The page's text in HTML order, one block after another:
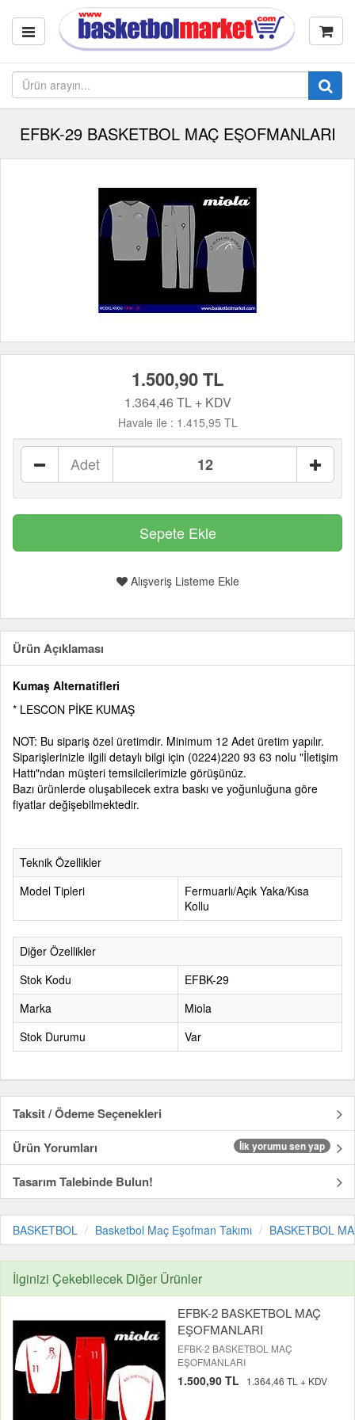
EFBK-29 BASKETBOL MAÇ EŞOFMANLARI
1.500,90 TL
1.364,46 TL + KDV
Havale ile : 1.415,95 TL
Adet
Alışveriş Listeme Ekle
Ürün Açıklaması
Kumaş Alternatifleri
* LESCON PİKE KUMAŞ
NOT: Bu sipariş özel üretimdir. Minimum 12 Adet üretim yapılır.
Siparişlerinizle ilgili detaylı bilgi için (0224)220 93 63 nolu "İletişim
Hattı"ndan müşteri temsilcilerimizle görüşünüz.
Bazı ürünlerde oluşabilecek extra baskı ve yoğunluğuna göre
fiyatlar değişebilmektedir.
Teknik Özellikler
Model Tipleri
Fermuarlı/Açık Yaka/Kısa
Kollu
Diğer Özellikler
Stok Kodu
EFBK-29
Marka
Miola
Stok Durumu
Var
Taksit / Ödeme Seçenekleri
Ürün Yorumları
İlk yorumu sen yap
Tasarım Talebinde Bulun!
BASKETBOL Basketbol Maç Eşofman Takımı BASKETBOL
İlginizi Çekebilecek Diğer Ürünler
EFBK-2 BASKETBOL MAÇ
EŞOFMANLARI
EFBK-2 BASKETBOL MAÇ
EŞOFMANLARI
1.500,90 TL 1.364,46 TL + KDV